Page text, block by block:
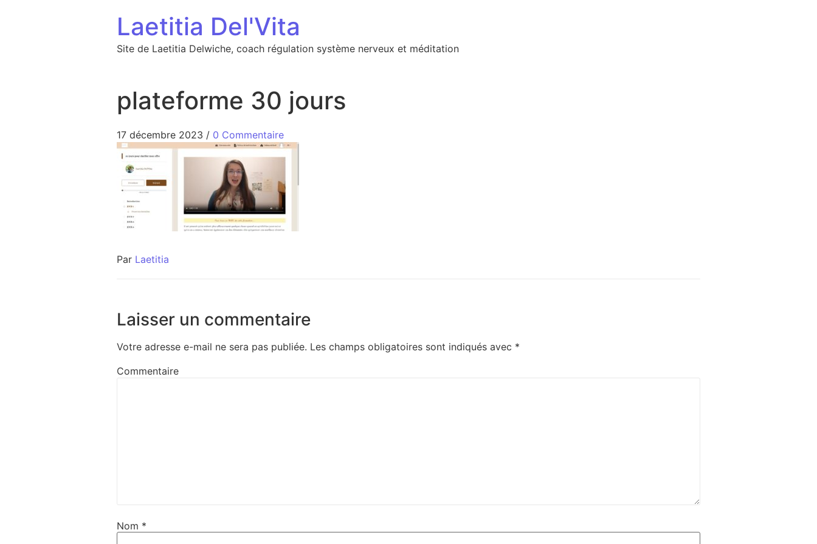
Laetitia Del'Vita
Site de Laetitia Delwiche, coach régulation système nerveux et méditation
plateforme 30 jours
17 décembre 2023 / 0 Commentaire
Par Laetitia
Laisser un commentaire
Votre adresse e-mail ne sera pas publiée. Les champs obligatoires sont indiqués avec *
Commentaire
Nom *